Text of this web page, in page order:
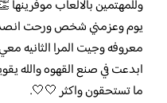
وللمهتمين بالالعاب
يوم وعزمني شخص ورحت
معروفه وجيت المرا الثانيه
ابدعت في صنع القهوه والله
ما تستحقون واكثر 🤍🤍.